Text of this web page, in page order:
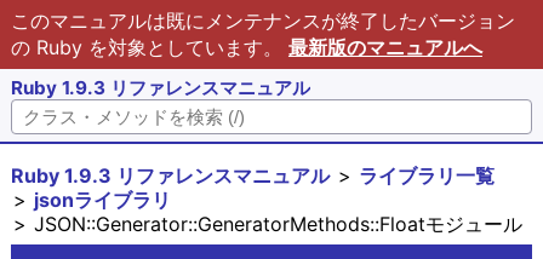
このマニュアルは既にメンテナンスが終了したバージョン
の Ruby を対象としています。 最新版のマニュアルへ
Ruby 1.9.3 リファレンスマニュアル
Ruby 1.9.3 リファレンスマニュアル
ライブラリ一覧
jsonライブラリ
JSON::Generator::GeneratorMethods::Floatモジュール